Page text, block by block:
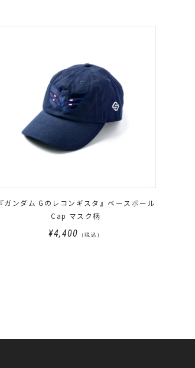
『ガンダム Gのレコンギスタ』ベースボール
Cap マスク柄
¥4,400 （税込）